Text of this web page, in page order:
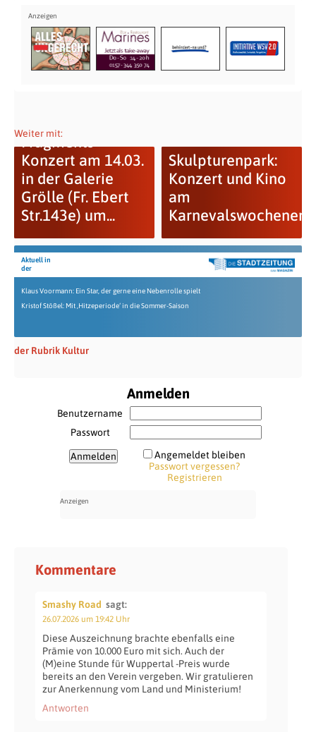
Weiter mit:
Fragments
Konzert am 14.03.
in der Galerie
Grölle (Fr. Ebert
Str.143e) um...
Skulpturenpark:
Konzert und Kino
am
Aktuell in
der
Klaus Voormann: Ein Star, der gerne eine Nebenrolle spielt
Kristof Stößel: Mit ‚Hitzeperiode‘ in die Sommer-Saison
der Rubrik Kultur
Anmelden
Benutzername
Passwort
Angemeldet bleiben
Passwort vergessen?
Registrieren
Kommentare
Smashy Road sagt:
26.07.2026 um 19:42 Uhr
Diese Auszeichnung brachte ebenfalls eine
Prämie von 10.000 Euro mit sich. Auch der
(M)eine Stunde für Wuppertal -Preis wurde
bereits an den Verein vergeben. Wir gratulieren
zur Anerkennung vom Land und Ministerium!
Antworten